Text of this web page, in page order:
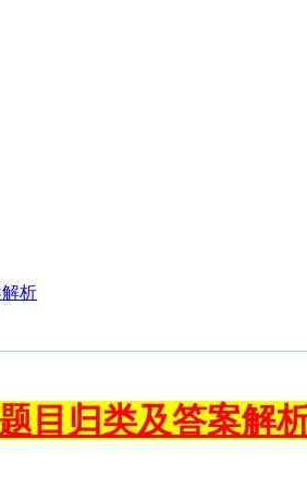
析
目归类及答案解